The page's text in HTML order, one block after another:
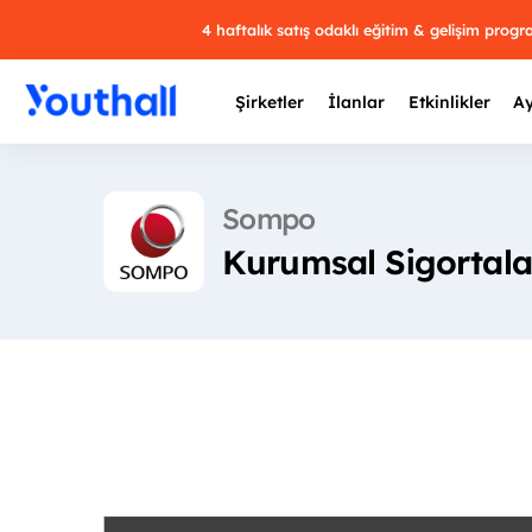
4 haftalık satış odaklı eğitim & gelişim
Şirketler İlanlar Etkinlikler
Sompo
Kurumsal